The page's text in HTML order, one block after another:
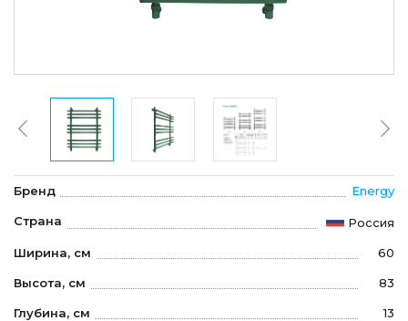
Бренд Energy
Страна Россия
Ширина, см 60
Высота, см 83
Глубина, см 13